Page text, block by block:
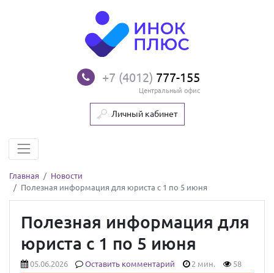
+7 (4012) 777-155
Центральный офис
Личный кабинет
Главная
Новости
Полезная информация для юриста с 1 по 5 июня
Полезная информация для
юриста с 1 по 5 июня
05.06.2026 Оставить комментарий 2 мин. 58